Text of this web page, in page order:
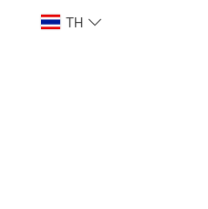
TH